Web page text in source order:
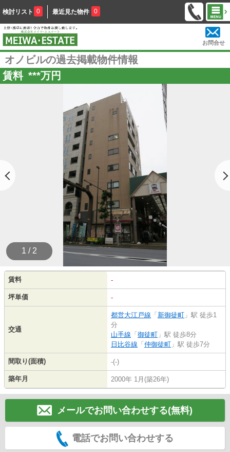
検討リスト 0 最近見た物件 0
お問合せ
オノビルの過去掲載物件情報
賃料 ***万円
1 / 2
賃料 -
坪単価 -
交通
都営大江戸線 「 新御徒町 」駅 徒歩1
分
山手線 「 御徒町 」駅 徒歩8分
日比谷線 「 仲御徒町 」駅 徒歩7分
間取り(面積) -(-)
築年月 2000年 1月(築26年)
メールでお問い合わせする(無料)
電話でお問い合わせする